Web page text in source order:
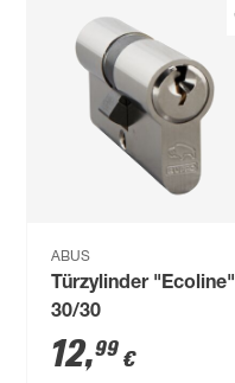
ABUS
Türzylinder "Ecoline"
30/30
12,99 €